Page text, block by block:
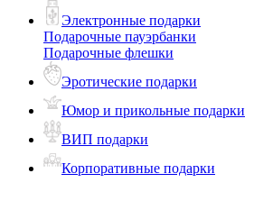
Электронные подарки
Подарочные пауэрбанки
Подарочные флешки
Эротические подарки
Юмор и прикольные подарки
ВИП подарки
Корпоративные подарки